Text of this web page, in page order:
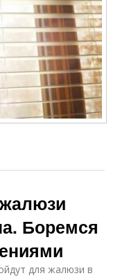
Боремся
для жалюзи в